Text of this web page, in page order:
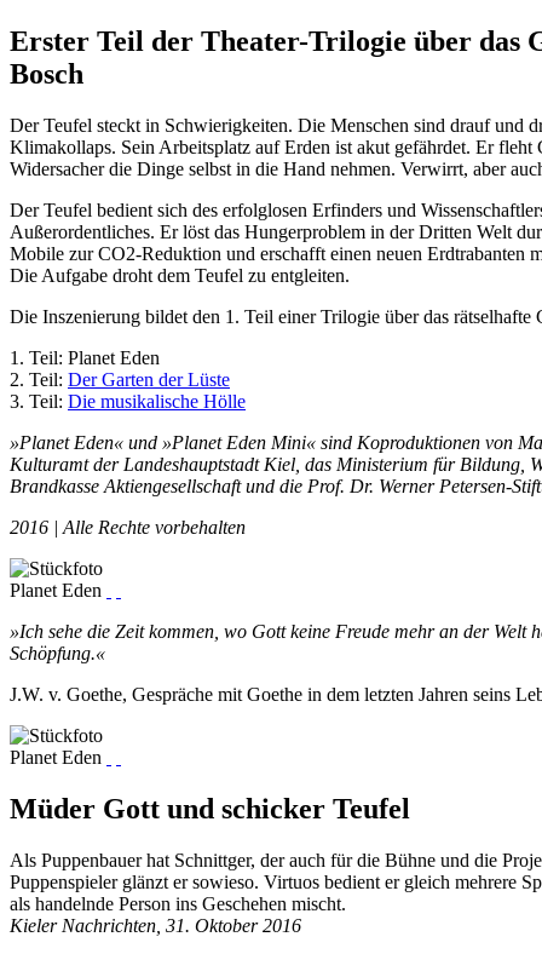
Erster Teil der Theater-Trilogie über das
Bosch
Der Teufel steckt in Schwierigkeiten. Die Menschen sind drauf und
Klimakollaps. Sein Arbeitsplatz auf Erden ist akut gefährdet. Er
Widersacher die Dinge selbst in die Hand nehmen. Verwirrt, aber
Der Teufel bedient sich des erfolglosen Erfinders und
Außerordentliches. Er löst das Hungerproblem in der Dritten Welt
Mobile zur CO2-Reduktion und erschafft einen neuen Erdtrabanten
Die Aufgabe droht dem Teufel zu entgleiten.
Die Inszenierung bildet den 1. Teil einer Trilogie über das
1. Teil: Planet Eden
2. Teil: Der Garten der Lüste
3. Teil: Die musikalische Hölle
»Planet Eden« und »Planet Eden Mini« sind Koproduktionen von
Kulturamt der Landeshauptstadt Kiel, das Ministerium für Bildung,
Brandkasse Aktiengesellschaft und die Prof. Dr. Werner Petersen-
2016 | Alle Rechte vorbehalten
Planet Eden
»Ich sehe die Zeit kommen, wo Gott keine Freude mehr an der Welt
Schöpfung.«
J.W. v. Goethe, Gespräche mit Goethe in dem letzten Jahren seins
Planet Eden
Müder Gott und schicker Teufel
Als Puppenbauer hat Schnittger, der auch für die Bühne und die
Puppenspieler glänzt er sowieso. Virtuos bedient er gleich mehrere
als handelnde Person ins Geschehen mischt.
Kieler Nachrichten, 31. Oktober 2016